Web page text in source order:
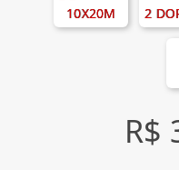
10X20M 2
R$